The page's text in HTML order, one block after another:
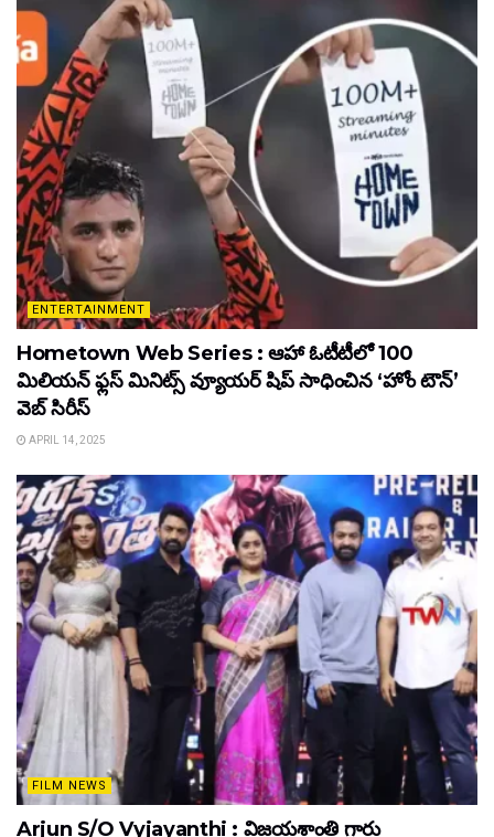
ENTERTAINMENT
Hometown Web Series : ఆహా ఓటీటీలో 100
మిలియన్ ఫ్లస్ మినిట్స్ వ్యూయర్ షిప్ సాధించిన ‘హోం టౌన్’
వెబ్ సిరీస్
APRIL 14, 2025
FILM NEWS
Arjun S/O Vyjayanthi : విజయశాంతి గారు